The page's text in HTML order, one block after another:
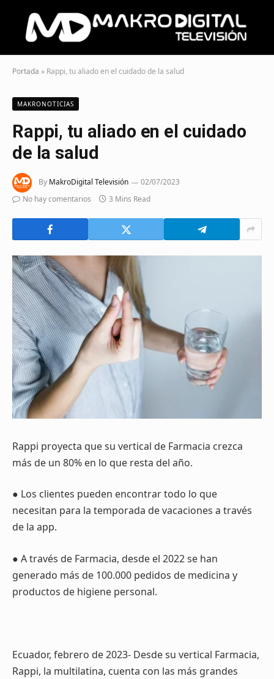
Portada » Rappi, tu aliado en el cuidado de la salud
MAKRONOTICIAS
Rappi, tu aliado en el cuidado
de la salud
By MakroDigital Televisión
02/07/2023
No hay comentarios
3 Mins Read
Rappi proyecta que su vertical de Farmacia crezca
más de un 80% en lo que resta del año.
● Los clientes pueden encontrar todo lo que
necesitan para la temporada de vacaciones a través
de la app.
● A través de Farmacia, desde el 2022 se han
generado más de 100.000 pedidos de medicina y
productos de higiene personal.
Ecuador, febrero de 2023- Desde su vertical Farmacia,
Rappi, la multilatina, cuenta con las más grandes